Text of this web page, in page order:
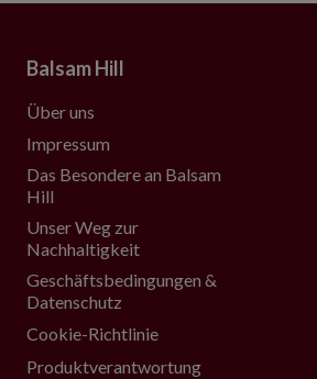
Balsam Hill
Über uns
Impressum
Das Besondere an Balsam
Hill
Unser Weg zur
Nachhaltigkeit
Geschäftsbedingungen &
Datenschutz
Cookie-Richtlinie
Produktverantwortung